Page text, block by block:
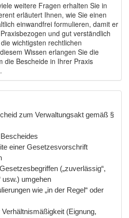
weitere Fragen erhalten Sie in
erläutert Ihnen, wie Sie einen
einwandfrei formulieren, damit er
und gut verständlich
wichtigsten rechtlichen
Wissen erlangen Sie die
die Bescheide in Ihrer Praxis
zum Verwaltungsakt gemäß §
einer Gesetzesvorschrift
(„zuverlässig“,
usw.) umgehen
wie „in der Regel“ oder
(Eignung,